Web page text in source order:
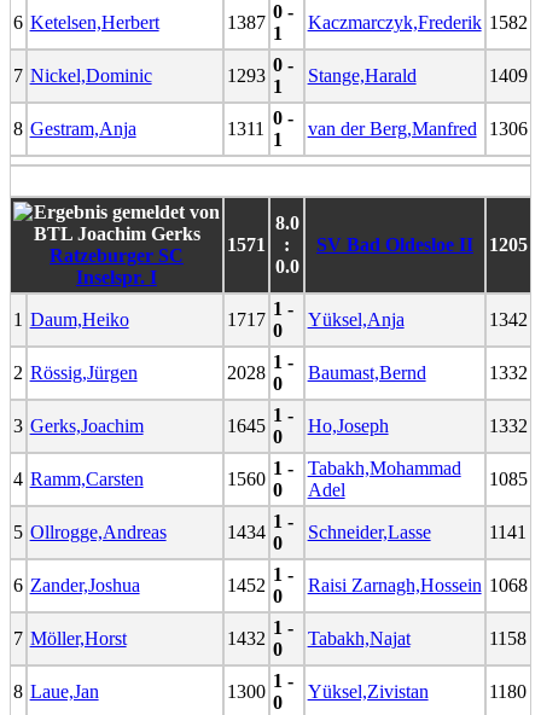
6 Ketelsen,Herbert 1387
0 -
1
Kaczmarczyk,Frederik 1582
7 Nickel,Dominic 1293
0 -
1
Stange,Harald 1409
8 Gestram,Anja 1311
0 -
1
van der Berg,Manfred 1306
Ratzeburger SC
Inselspr. I
1571
8.0
:
0.0
SV Bad Oldesloe II 1205
1 Daum,Heiko 1717
1 -
0
Yüksel,Anja 1342
2 Rössig,Jürgen 2028
1 -
0
Baumast,Bernd 1332
3 Gerks,Joachim 1645
1 -
0
Ho,Joseph 1332
4 Ramm,Carsten 1560
1 -
0
Tabakh,Mohammad
Adel
1085
5 Ollrogge,Andreas 1434
1 -
0
Schneider,Lasse 1141
6 Zander,Joshua 1452
1 -
0
Raisi Zarnagh,Hossein 1068
7 Möller,Horst 1432
1 -
0
Tabakh,Najat 1158
8 Laue,Jan 1300
1 -
0
Yüksel,Zivistan 1180